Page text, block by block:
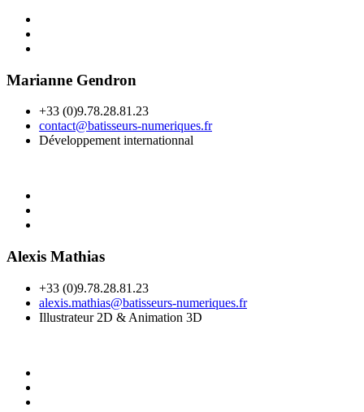
Marianne Gendron
+33 (0)9.78.28.81.23
contact@batisseurs-numeriques.fr
Développement internationnal
Alexis Mathias
+33 (0)9.78.28.81.23
alexis.mathias@batisseurs-numeriques.fr
Illustrateur 2D & Animation 3D